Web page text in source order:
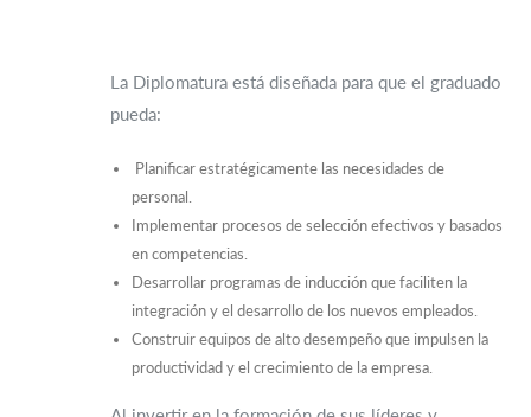
La Diplomatura está diseñada para que el graduado
pueda:
Planificar estratégicamente las necesidades de
personal.
Implementar procesos de selección efectivos y basados
en competencias.
Desarrollar programas de inducción que faciliten la
integración y el desarrollo de los nuevos empleados.
Construir equipos de alto desempeño que impulsen la
productividad y el crecimiento de la empresa.